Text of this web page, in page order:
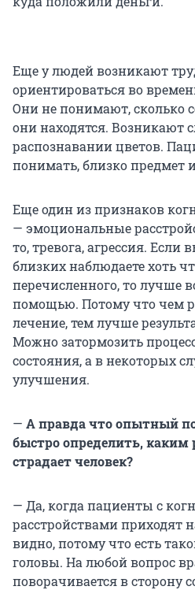
Еще у людей возникают
ориентироваться во
Они не понимают, сколько
они находятся. Возникают
распознавании цветов.
понимать, близко предмет
Еще один из признаков
— эмоциональные
то, тревога, агрессия. Если
близких наблюдаете хоть
перечисленного, то лучше
помощью. Потому что чем
лечение, тем лучше
Можно затормозить
состояния, а в некоторых
улучшения.
— А правда что опытный
быстро определить, каким
страдает человек?
— Да, когда пациенты с
расстройствами приходят
видно, потому что есть
головы. На любой вопрос
поворачивается в сторону